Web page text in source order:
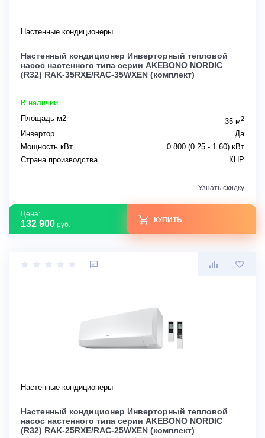
Настенные кондиционеры
Настенный кондиционер Инверторный тепловой
насос настенного типа серии AKEBONO NORDIC
(R32) RAK-35RXE/RAC-35WXEN (комплект)
В наличии
Площадь м2
35 м2
Инвертор
Да
Мощность кВт
0.800 (0.25 - 1.60) кВт
Страна производства
КНР
Узнать скидку
Цена:
132 900 руб.
КУПИТЬ
Настенные кондиционеры
Настенный кондиционер Инверторный тепловой
насос настенного типа серии AKEBONO NORDIC
(R32) RAK-25RXE/RAC-25WXEN (комплект)